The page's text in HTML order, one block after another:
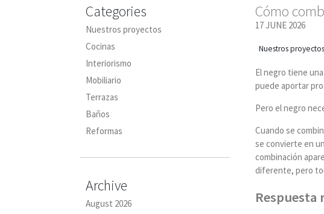
Categories
Nuestros proyectos
Cocinas
Interiorismo
Mobiliario
Terrazas
Baños
Reformas
Archive
August 2026
Cómo
17 JUNE 2026
Nuestros proyectos
El negro tiene
puede aportar
Pero el negro
Cuando se
se convierte en
combinación
diferente, pero
Respuesta